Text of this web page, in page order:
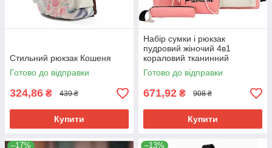
Стильний рюкзак Кошеня
Готово до відправки
324,86 ₴ 439 ₴
Купити
Набір сумки і рюкзак
пудровий жіночий 4в1
кораловий тканинний
непромокальний
оригінальний комплект
текстильний
Готово до відправки
671,92 ₴ 908 ₴
Купити
–17% –13%